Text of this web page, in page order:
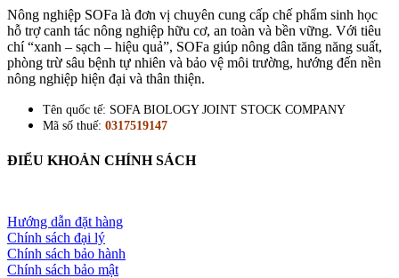
Nông nghiệp SOFa là đơn vị chuyên cung cấp chế phẩm sinh học
hỗ trợ canh tác nông nghiệp hữu cơ, an toàn và bền vững. Với tiêu
chí “xanh – sạch – hiệu quả”, SOFa giúp nông dân tăng năng suất,
phòng trừ sâu bệnh tự nhiên và bảo vệ môi trường, hướng đến nền
nông nghiệp hiện đại và thân thiện.
Tên quốc tế: SOFA BIOLOGY JOINT STOCK COMPANY
Mã số thuế: 0317519147
ĐIỂU KHOẢN CHÍNH SÁCH
Hướng dẫn đặt hàng
Chính sách đại lý
Chính sách bảo hành
Chính sách bảo mật